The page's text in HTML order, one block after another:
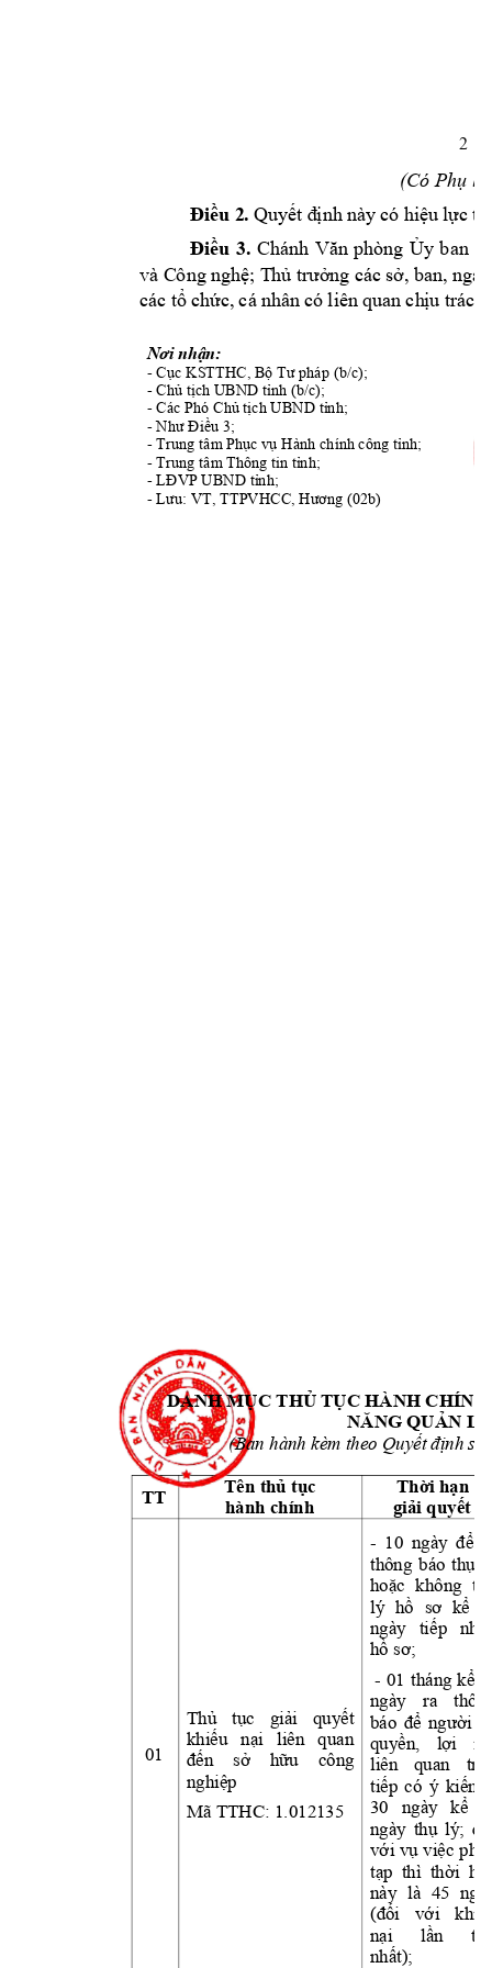
2
(Có Phụ
Điều 2. Quyết định này có hiệu lực t
Điều 3. Chánh Văn phòng Ủy ban
và Công nghệ; Thủ trưởng các sở, ban, ng
các tổ chức, cá nhân có liên quan chịu trách
Nơi nhận:
- Cục KSTTHC, Bộ Tư pháp (b/c);
- Chủ tịch UBND tỉnh (b/c);
- Các Phó Chủ tịch UBND tỉnh;
- Như Điều 3;
- Trung tâm Phục vụ Hành chính công tỉnh;
- Trung tâm Thông tin tỉnh;
- LĐVP UBND tỉnh;
- Lưu: VT, TTPVHCC, Hương (02b)
DANH MỤC THỦ TỤC HÀNH CHÍNH
NĂNG QUẢN
(Ban hành kèm theo Quyết định số
TT
Tên thủ tục
hành chính
Thời hạn
giải quyết
01
Thủ tục giải
quyết
khiếu
nại liên quan
đến
sở hữu
công
nghiệp
Mã TTHC: 1.012135
- 10 ngày để
thông báo thụ
hoặc không
lý hồ sơ kể
ngày
tiếp
hồ sơ;
- 01 tháng kể
ngày
ra
báo để người
quyền,
lợi
liên
quan
tiếp có ý kiến;
30
ngày kể
ngày thụ lý;
với vụ việc
tạp
  thì
thời
này là 45
(đối
với
nại
lần
nhất);